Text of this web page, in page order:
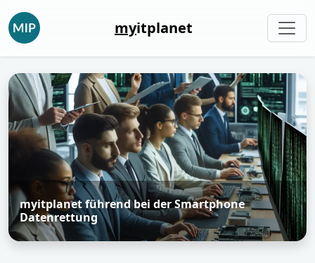
myitplanet
myitplanet führend bei der Smartphone
Datenrettung